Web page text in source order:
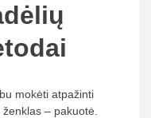
mokėti atpažinti
– pakuotė.